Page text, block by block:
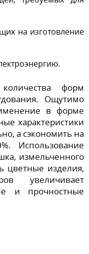
на изготовление
форм
Ощутимо
в форме
характеристики
а сэкономить на
Использование
измельченного
цветные изделия,
увеличивает
и прочностные